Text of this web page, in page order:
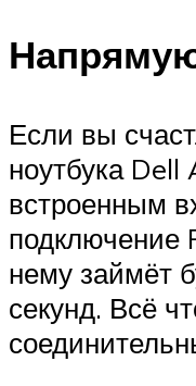
Если вы
ноутбука
встроенным
подключение
нему займёт
секунд. Всё